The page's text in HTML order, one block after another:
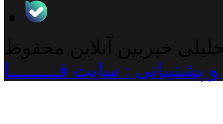
خبربین آنلاین محفوظ
: سایت فـــــــــا